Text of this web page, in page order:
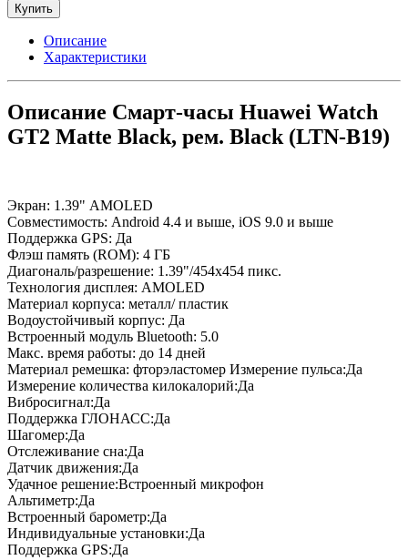
Купить
Описание
Характеристики
Описание Смарт-часы Huawei Watch
GT2 Matte Black, рем. Black (LTN-B19)
Экран: 1.39" AMOLED
Совместимость: Android 4.4 и выше, iOS 9.0 и выше
Поддержка GPS: Да
Флэш память (ROM): 4 ГБ
Диагональ/разрешение: 1.39"/454х454 пикс.
Технология дисплея: AMOLED
Материал корпуса: металл/ пластик
Водоустойчивый корпус: Да
Встроенный модуль Bluetooth: 5.0
Макс. время работы: до 14 дней
Материал ремешка: фторэластомер Измерение пульса:Да
Измерение количества килокалорий:Да
Вибросигнал:Да
Поддержка ГЛОНАСС:Да
Шагомер:Да
Отслеживание сна:Да
Датчик движения:Да
Удачное решение:Встроенный микрофон
Альтиметр:Да
Встроенный барометр:Да
Индивидуальные установки:Да
Поддержка GPS:Да